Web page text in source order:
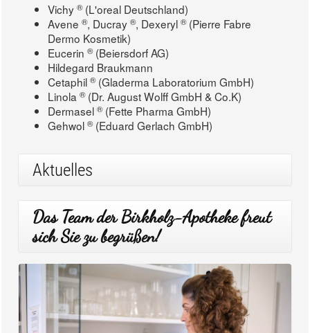
Vichy®(L'oreal Deutschland)
Avene®, Ducray®, Dexeryl®(Pierre Fabre
Dermo Kosmetik)
Eucerin®(Beiersdorf AG)
Hildegard Braukmann
Cetaphil®(Gladerma Laboratorium GmbH)
Linola®(Dr. August Wolff GmbH & Co.K)
Dermasel®(Fette Pharma GmbH)
Gehwol®(Eduard Gerlach GmbH)
Aktuelles
Das Team der Birkholz-Apotheke freut
sich Sie zu begrüßen!